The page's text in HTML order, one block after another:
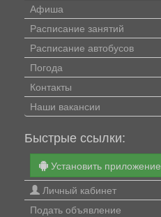
Афиша
Расписание занятий
Расписание автобусов
Погода
Контакты
Наши вакансии
Быстрые ссылки:
Установить приложение
Личный кабинет
Подать объявление